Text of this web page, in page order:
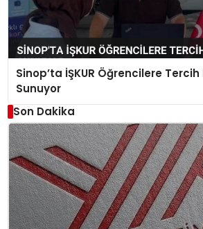
Sinop’ta İŞKUR Öğrencilere
Sunuyor
Son Dakika